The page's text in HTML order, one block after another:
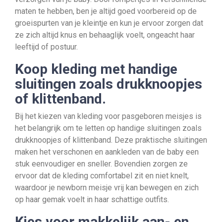
maten te hebben, ben je altijd goed voorbereid op de
groeispurten van je kleintje en kun je ervoor zorgen dat
ze zich altijd knus en behaaglijk voelt, ongeacht haar
leeftijd of postuur.
Koop kleding met handige
sluitingen zoals drukknoopjes
of klittenband.
Bij het kiezen van kleding voor pasgeboren meisjes is
het belangrijk om te letten op handige sluitingen zoals
drukknoopjes of klittenband. Deze praktische sluitingen
maken het verschonen en aankleden van de baby een
stuk eenvoudiger en sneller. Bovendien zorgen ze
ervoor dat de kleding comfortabel zit en niet knelt,
waardoor je newborn meisje vrij kan bewegen en zich
op haar gemak voelt in haar schattige outfits.